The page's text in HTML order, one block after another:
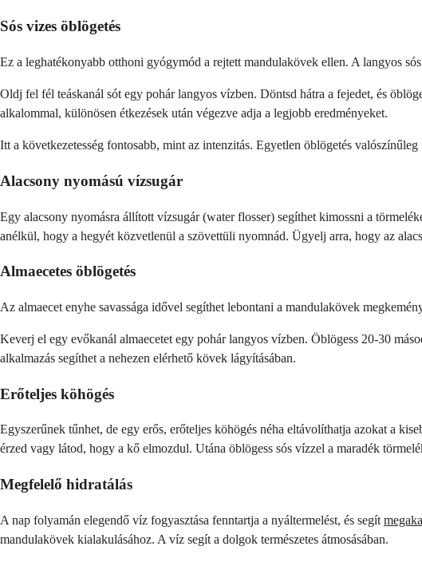
Sós vizes öblögetés
Ez a leghatékonyabb otthoni gyógymód a rejtett mandulakövek ellen. A langyos
Oldj fel fél teáskanál sót egy pohár langyos vízben. Döntsd hátra a fejedet, és
alkalommal, különösen étkezések után végezve adja a legjobb eredményeket.
Itt a következetesség fontosabb, mint az intenzitás. Egyetlen öblögetés
Alacsony nyomású vízsugár
Egy alacsony nyomásra állított vízsugár (water flosser) segíthet kimossni a
anélkül, hogy a hegyét közvetlenül a szövettüli nyomnád. Ügyelj arra, hogy az
Almaecetes öblögetés
Az almaecet enyhe savassága idővel segíthet lebontani a mandulakövek
Keverj el egy evőkanál almaecetet egy pohár langyos vízben. Öblögess 20-30
alkalmazás segíthet a nehezen elérhető kövek lágyításában.
Erőteljes köhögés
Egyszerűnek tűnhet, de egy erős, erőteljes köhögés néha eltávolíthatja azokat a
érzed vagy látod, hogy a kő elmozdul. Utána öblögess sós vízzel a maradék
Megfelelő hidratálás
A nap folyamán elegendő víz fogyasztása fenntartja a nyáltermelést, és segít
mandulakövek kialakulásához. A víz segít a dolgok természetes átmosásában.